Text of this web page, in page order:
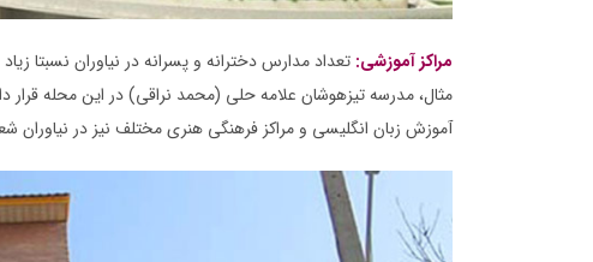
مراکز آموزشی: تعداد مدارس دخترانه و پسرانه در نیاوران نسبتا
مثال، مدرسه‌ تیزهوشان علامه حلی (محمد نراقی) در این محله قرار
آموزش زبان انگلیسی و مراکز فرهنگی هنری مختلف نیز در نیاوران